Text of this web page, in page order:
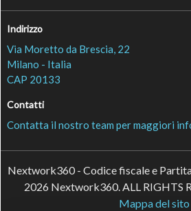
Indirizzo
Via Moretto da Brescia, 22
Milano - Italia
CAP 20133
Contatti
Contatta il nostro team per maggiori
Nextwork360 - Codice fiscale e
2026 Nextwork360. ALL RIGHTS
Mappa del sito